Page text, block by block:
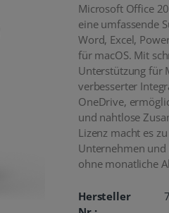
Microsoft Office
eine umfassende
Word, Excel,
für macOS. Mit
Unterstützung für
verbesserter
OneDrive,
und nahtlose
Lizenz macht es
Unternehmen
ohne monatliche
Hersteller